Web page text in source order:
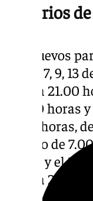
Horarios
Los nuevos
días 1, 7, 9,
18.30 a
a 15.30 horas
10.00 horas,
de julio de
horas; y el 10
19.30 a 22.00